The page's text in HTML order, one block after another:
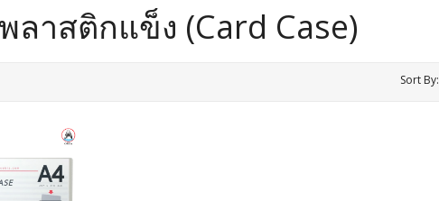
ลาสติกแข็ง (Card Case)
Sort By: